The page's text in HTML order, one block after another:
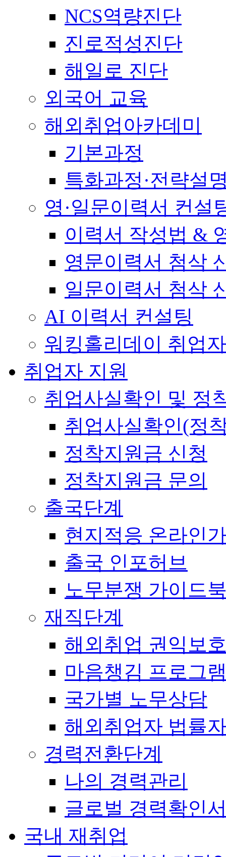
NCS역량진단
진로적성진단
해일로 진단
외국어 교육
해외취업아카데미
기본과정
특화과정·전략설
영·일문이력서 컨설
이력서 작성법 &
영문이력서 첨삭
일문이력서 첨삭
AI 이력서 컨설팅
워킹홀리데이 취업
취업자 지원
취업사실확인 및 정
취업사실확인(정
정착지원금 신청
정착지원금 문의
출국단계
현지적응 온라인
출국 인포허브
노무분쟁 가이드
재직단계
해외취업 권익보
마음챙김 프로그
국가별 노무상담
해외취업자 법률
경력전환단계
나의 경력관리
글로벌 경력확인
국내 재취업